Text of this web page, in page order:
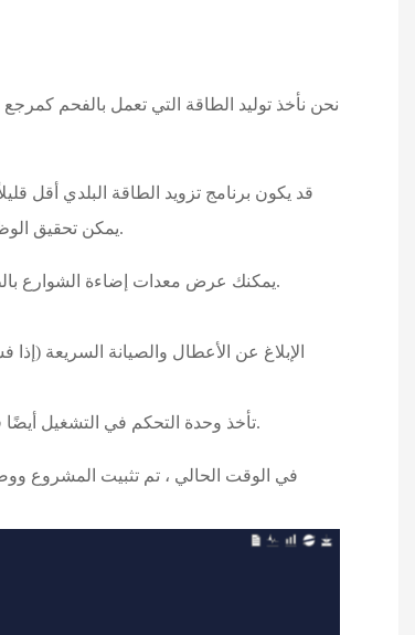
قد يكون برنامج تزويد الطاقة البلدي أقل
بالنظر إلى راحة تصحيح الأخطاء الضوئية الأخيرة وصيانتها ، اعتمد المشروع أخيرًا برنامج IOT الشمسي. وحدة تنظيم والتحكم IoT ، يمكن تحقيق الوظائف التالية.
1. يمكنك عرض معدات إضاءة الشوارع بالطاقة الشمسية المباشرة والبيانات التاريخية (كمية الشحن اليومي ، كمية التفريغ اليومي ، جهد المعدات ، تيار المعدات ، طاقة المعدات ، إلخ).
4. تأخذ وحدة التحكم في التشغيل أيضًا في الاعتبار وظيفة تصحيح الأخطاء موفرة للطاقة ، والتي يمكن ضبطها وفقًا للاستخدام الفعلي للعميل والظروف البيئية وغيرها من الظروف.
في الوقت الحالي ، تم تثبيت المشروع